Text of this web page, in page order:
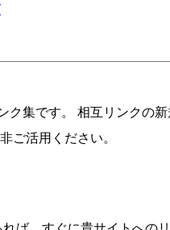
集です。 相互リンクの
ご活用ください。